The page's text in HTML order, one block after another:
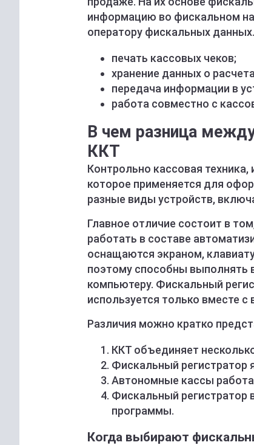
информацию во фискальном
оператору фискальных
печать кассовых чеков;
хранение данных о
передача информации в
работа совместно с
В чем разница
ККТ
Контрольно кассовая
которое применяется для
разные виды устройств,
Главное отличие состоит в
работать в составе
оснащаются экраном,
поэтому способны выполнять
компьютеру. Фискальный
используется только вместе
Различия можно кратко
ККТ объединяет
Фискальный регистратор
Автономные кассы
Фискальный регистратор
программы.
Когда выбирают